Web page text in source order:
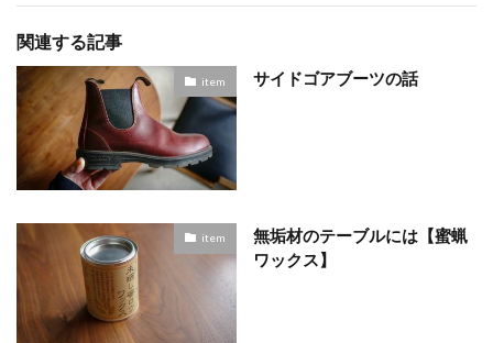
関連する記事
item サイドゴアブーツの話
item
無垢材のテーブルには【蜜蝋
ワックス】